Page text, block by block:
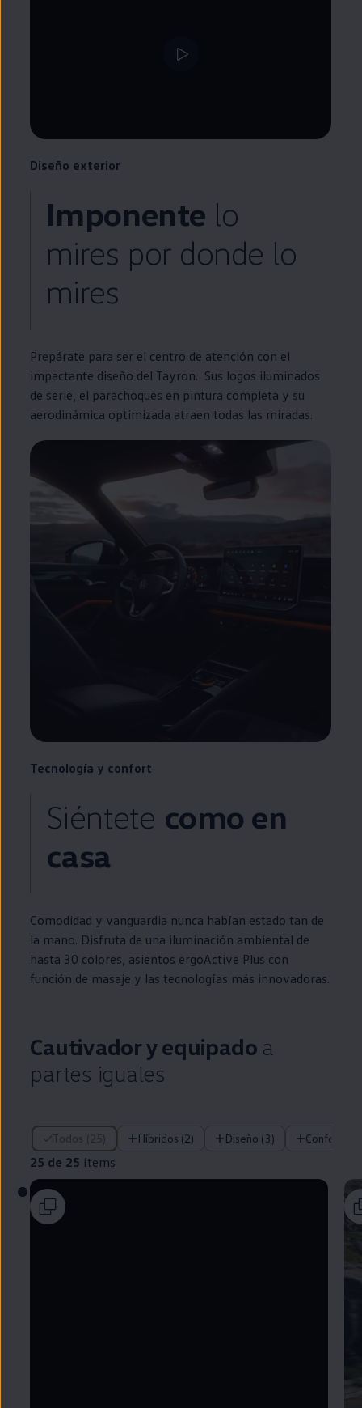
Diseño exterior
Imponente lo
mires por donde lo
mires
Prepárate para ser el centro de atención con el
impactante diseño del Tayron. Sus logos iluminados
de serie, el parachoques en pintura completa y su
aerodinámica optimizada atraen todas las miradas.
Tecnología y confort
Siéntete como en
casa
Comodidad y vanguardia nunca habían estado tan de
la mano. Disfruta de una iluminación ambiental de
hasta 30 colores, asientos ergoActive Plus con
función de masaje y las tecnologías más innovadoras.
Cautivador y equipado a
partes iguales
Todos (25) Híbridos (2) Diseño (3) Confort (1)
25 de 25 ítems
25 de 25 ítems